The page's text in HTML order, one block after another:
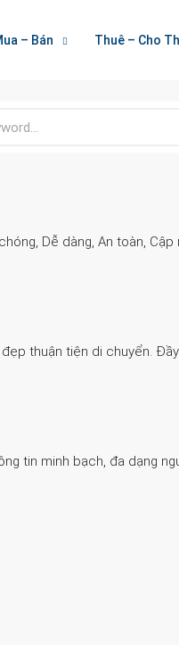
– Bán Thuê – Cho
To
Dễ dàng, An toàn, Cập
thuận tiện di chuyển.
tin minh bạch, đa dạng